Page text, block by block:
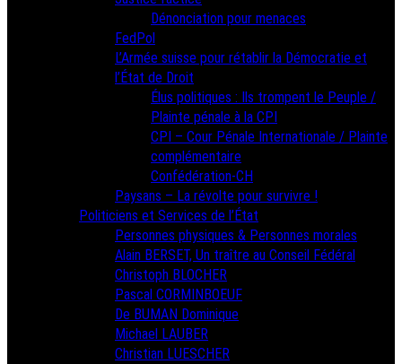
Dénonciation pour menaces
FedPol
L’Armée suisse pour rétablir la Démocratie et
l’État de Droit
Élus politiques : Ils trompent le Peuple /
Plainte pénale à la CPI
CPI – Cour Pénale Internationale / Plainte
complémentaire
Confédération-CH
Paysans – La révolte pour survivre !
Politiciens et Services de l’État
Personnes physiques & Personnes morales
Alain BERSET, Un traître au Conseil Fédéral
Christoph BLOCHER
Pascal CORMINBOEUF
De BUMAN Dominique
Michael LAUBER
Christian LUESCHER